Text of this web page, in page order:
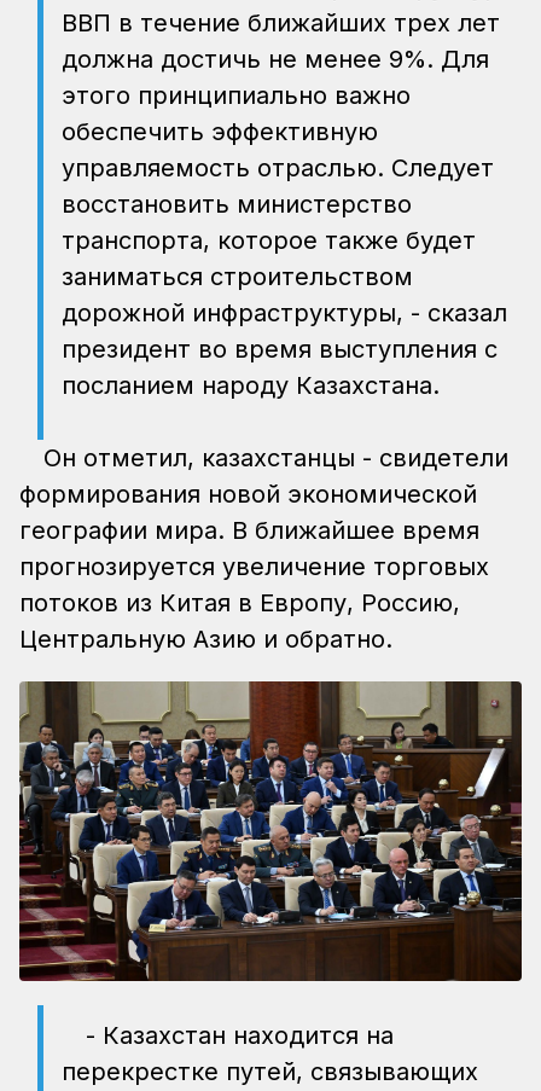
ВВП в течение ближайших трех лет
должна достичь не менее 9%. Для
этого принципиально важно
обеспечить эффективную
управляемость отраслью. Следует
восстановить министерство
транспорта, которое также будет
заниматься строительством
дорожной инфраструктуры, - сказал
президент во время выступления с
посланием народу Казахстана.
Он отметил, казахстанцы - свидетели
формирования новой экономической
географии мира. В ближайшее время
прогнозируется увеличение торговых
потоков из Китая в Европу, Россию,
Центральную Азию и обратно.
- Казахстан находится на
перекрестке путей, связывающих